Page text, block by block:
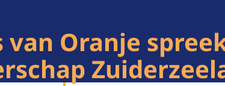
van Oranje